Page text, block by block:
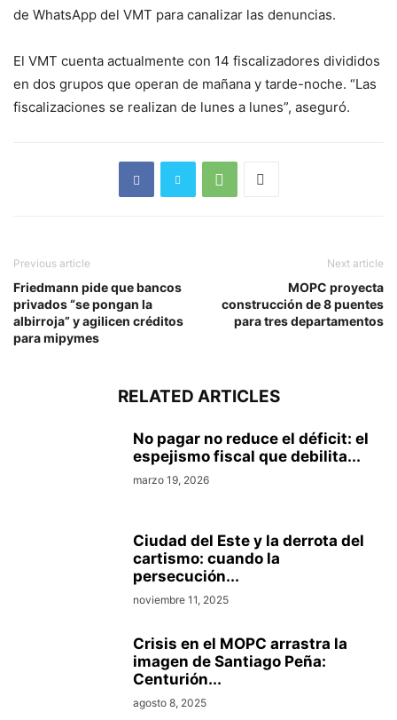
de WhatsApp del VMT para canalizar las denuncias.
El VMT cuenta actualmente con 14 fiscalizadores divididos
en dos grupos que operan de mañana y tarde-noche. “Las
fiscalizaciones se realizan de lunes a lunes”, aseguró.
Previous article
Friedmann pide que bancos
privados “se pongan la
albirroja” y agilicen créditos
para mipymes
Next article
MOPC proyecta
construcción de 8 puentes
para tres departamentos
RELATED ARTICLES
No pagar no reduce el déficit: el
espejismo fiscal que debilita...
marzo 19, 2026
Ciudad del Este y la derrota del
cartismo: cuando la
persecución...
noviembre 11, 2025
Crisis en el MOPC arrastra la
imagen de Santiago Peña:
Centurión...
agosto 8, 2025